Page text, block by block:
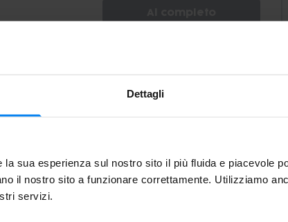
Dettagli
la sua esperienza sul nostro sito il più fluida e piacevole
il nostro sito a funzionare correttamente. Utilizziamo
servizi.
Nessuna ricarica EV